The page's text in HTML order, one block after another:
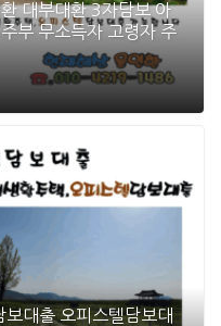
대부대환 3자담보 아
부 무소득자 고령자 주
보대출 오피스텔담보대